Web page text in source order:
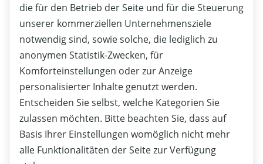
die für den Betrieb der Seite und für die Steuerung
unserer kommerziellen Unternehmensziele
notwendig sind, sowie solche, die lediglich zu
anonymen Statistik-Zwecken, für
Komforteinstellungen oder zur Anzeige
personalisierter Inhalte genutzt werden.
Entscheiden Sie selbst, welche Kategorien Sie
zulassen möchten. Bitte beachten Sie, dass auf
Basis Ihrer Einstellungen womöglich nicht mehr
alle Funktionalitäten der Seite zur Verfügung